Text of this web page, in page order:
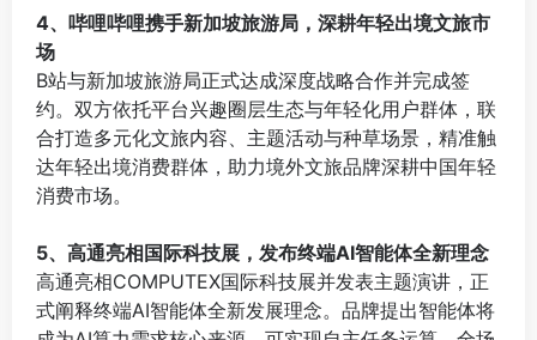
4、哔哩哔哩携手新加坡旅游局，深耕年轻出境文旅市
场
B站与新加坡旅游局正式达成深度战略合作并完成签
约。双方依托平台兴趣圈层生态与年轻化用户群体，联
合打造多元化文旅内容、主题活动与种草场景，精准触
达年轻出境消费群体，助力境外文旅品牌深耕中国年轻
消费市场。
5、高通亮相国际科技展，发布终端AI智能体全新理念
高通亮相COMPUTEX国际科技展并发表主题演讲，正
式阐释终端AI智能体全新发展理念。品牌提出智能体将